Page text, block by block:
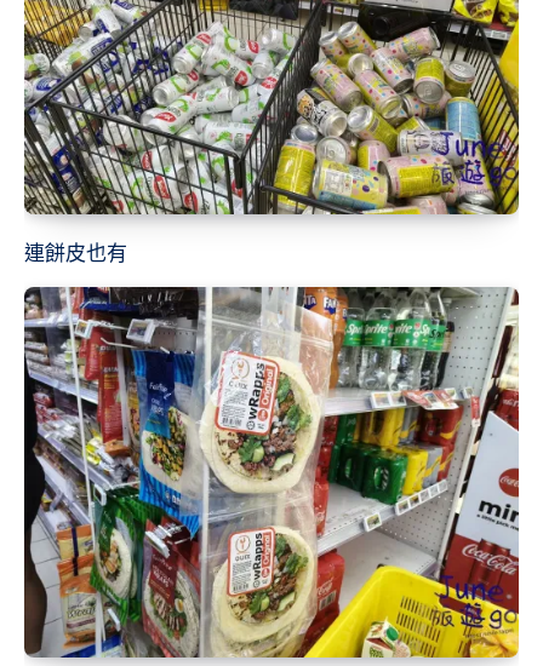
連餅皮也有